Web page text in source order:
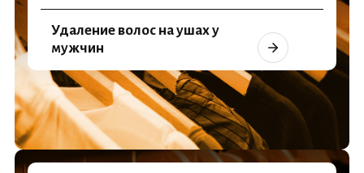
Удаление волос на ушах у
мужчин